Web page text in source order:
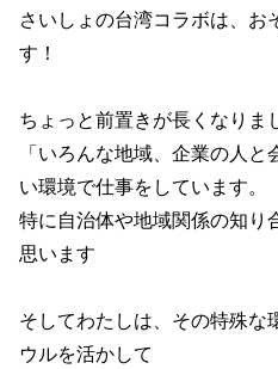
さいしょの台湾コラボは、お
す！
ちょっと前置きが長くなりま
「いろんな地域、企業の人
い環境で仕事をしています。
特に自治体や地域関係の知り
思います
そしてわたしは、その特殊な
ウルを活かして